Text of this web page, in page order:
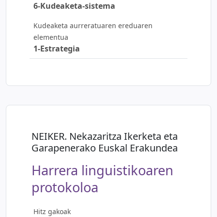
6-Kudeaketa-sistema
Kudeaketa aurreratuaren ereduaren
elementua
1-Estrategia
NEIKER. Nekazaritza Ikerketa eta
Garapenerako Euskal Erakundea
Harrera linguistikoaren
protokoloa
Hitz gakoak